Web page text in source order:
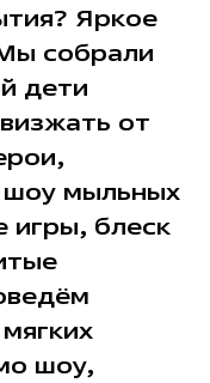
Яркое
собрали
дети
от
шоу мыльных
игры, блеск
шоу,